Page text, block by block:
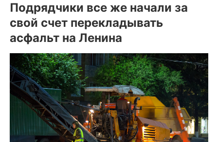
Подрядчики все же начали за
свой счет перекладывать
асфальт на Ленина